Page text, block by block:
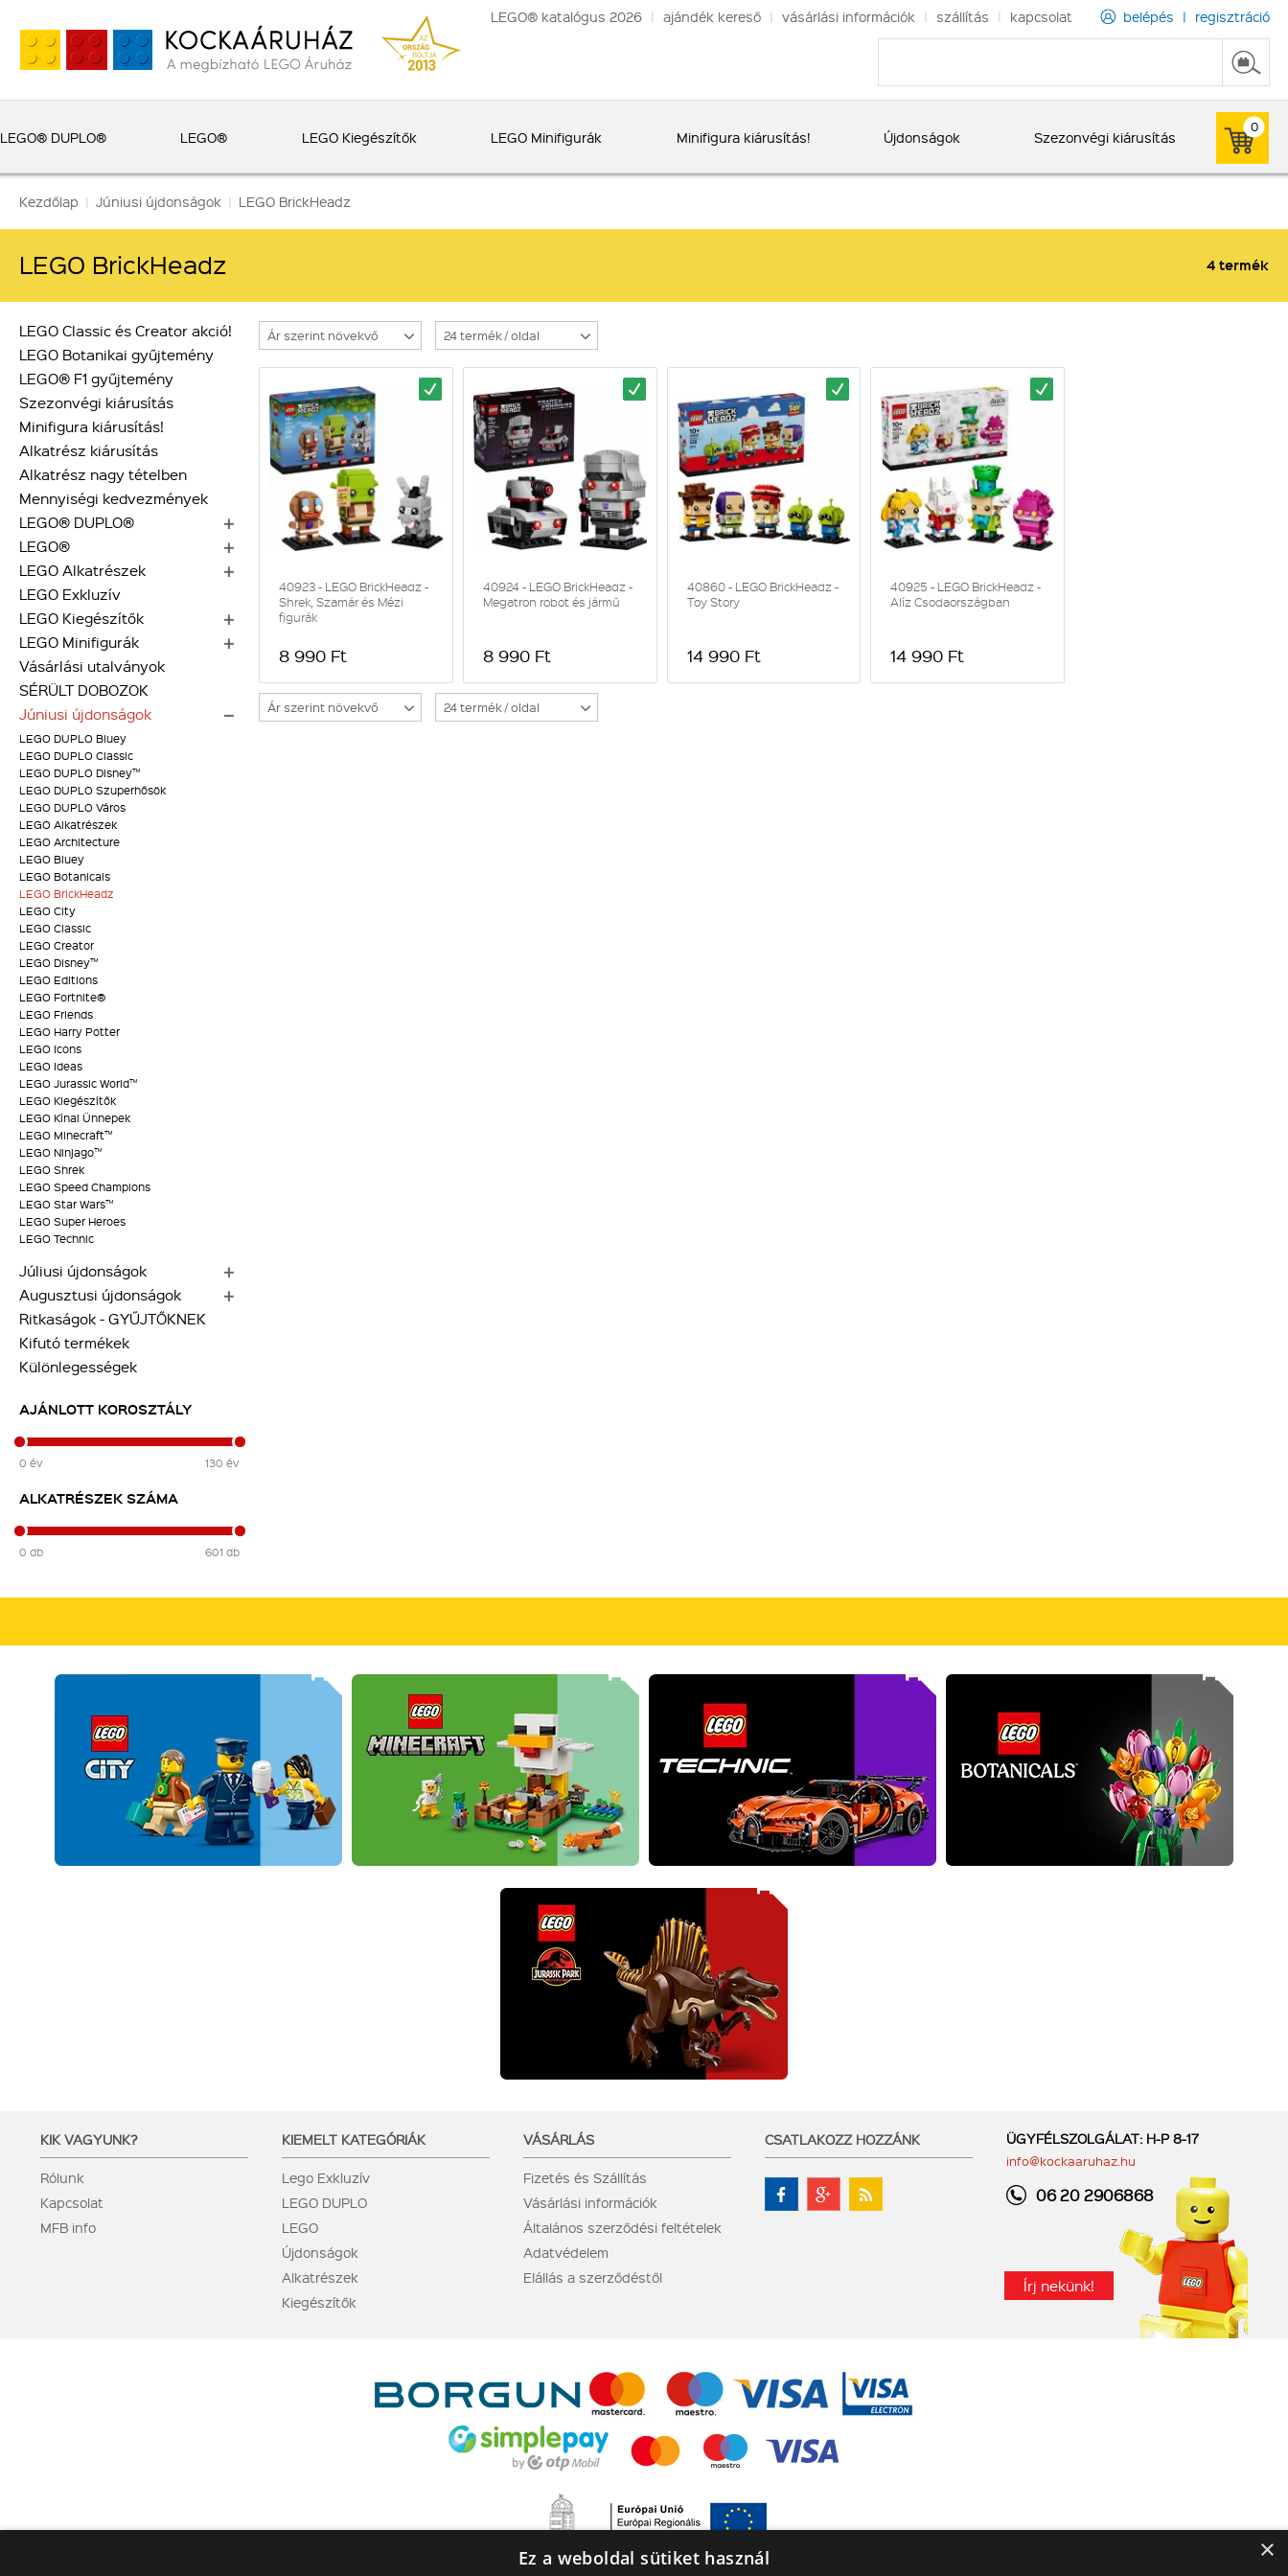
LEGO® katalógus 2026 | ajándék kereső | vásárlási információk | szállítás | kapcsolat belépés | regisztráció
LEGO® DUPLO® LEGO® LEGO Kiegészítők LEGO Minifigurák Minifigura kiárusítás! Újdonságok Szezonvégi kiárusítás
0
Kezdőlap | Júniusi újdonságok | LEGO BrickHeadz
LEGO BrickHeadz 4 termék
LEGO Classic és Creator akció!
LEGO Botanikai gyűjtemény
LEGO® F1 gyűjtemény
Szezonvégi kiárusítás
Minifigura kiárusítás!
Alkatrész kiárusítás
Alkatrész nagy tételben
Mennyiségi kedvezmények
LEGO® DUPLO®
LEGO®
LEGO Alkatrészek
LEGO Exkluzív
LEGO Kiegészítők
LEGO Minifigurák
Vásárlási utalványok
SÉRÜLT DOBOZOK
Júniusi újdonságok
LEGO DUPLO Bluey
LEGO DUPLO Classic
LEGO DUPLO Disney™
LEGO DUPLO Szuperhősök
LEGO DUPLO Város
LEGO Alkatrészek
LEGO Architecture
LEGO Bluey
LEGO Botanicals
LEGO BrickHeadz
LEGO City
LEGO Classic
LEGO Creator
LEGO Disney™
LEGO Editions
LEGO Fortnite®
LEGO Friends
LEGO Harry Potter
LEGO Icons
LEGO Ideas
LEGO Jurassic World™
LEGO Kiegészítők
LEGO Kínai Ünnepek
LEGO Minecraft™
LEGO Ninjago™
LEGO Shrek
LEGO Speed Champions
LEGO Star Wars™
LEGO Super Heroes
LEGO Technic
Júliusi újdonságok
Augusztusi újdonságok
Ritkaságok - GYŰJTŐKNEK
Kifutó termékek
Különlegességek
AJÁNLOTT KOROSZTÁLY
0 év 130 év
ALKATRÉSZEK SZÁMA
0 db 601 db
Ár szerint növekvő 24 termék / oldal
40923 - LEGO BrickHeadz -
Shrek, Szamár és Mézi
figurák
8 990 Ft
40924 - LEGO BrickHeadz -
Megatron robot és jármű
8 990 Ft
40860 - LEGO BrickHeadz -
Toy Story
14 990 Ft
40925 - LEGO BrickHeadz -
Alíz Csodaországban
14 990 Ft
Ár szerint növekvő 24 termék / oldal
KIK VAGYUNK?
Rólunk
Kapcsolat
MFB info
KIEMELT KATEGÓRIÁK
Lego Exkluzív
LEGO DUPLO
LEGO
Újdonságok
Alkatrészek
Kiegészítők
VÁSÁRLÁS
Fizetés és Szállítás
Vásárlási információk
Általános szerződési feltételek
Adatvédelem
Elállás a szerződéstől
CSATLAKOZZ HOZZÁNK ÜGYFÉLSZOLGÁLAT: H-P 8-17
info@kockaaruhaz.hu
06 20 2906868
Írj nekünk!
×
Ez a weboldal sütiket használ